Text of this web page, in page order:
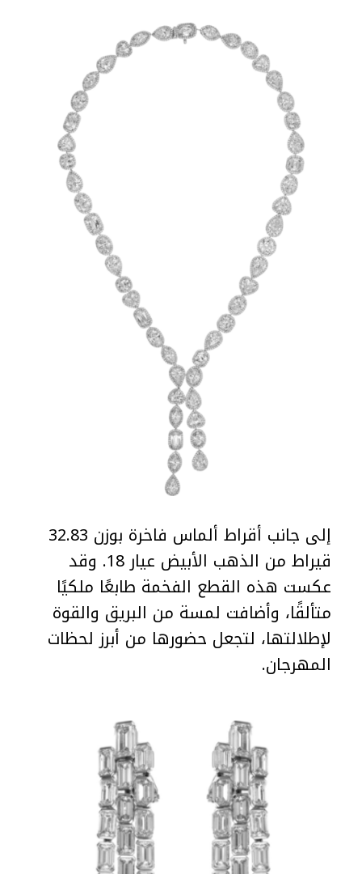
إلى جانب أقراط ألماس فاخرة بوزن 32.83
قيراط من الذهب الأبيض عيار 18. وقد
عكست هذه القطع الفخمة طابعًا ملكيًا
متألقًا، وأضافت لمسة من البريق والقوة
لإطلالتها، لتجعل حضورها من أبرز لحظات
المهرجان.